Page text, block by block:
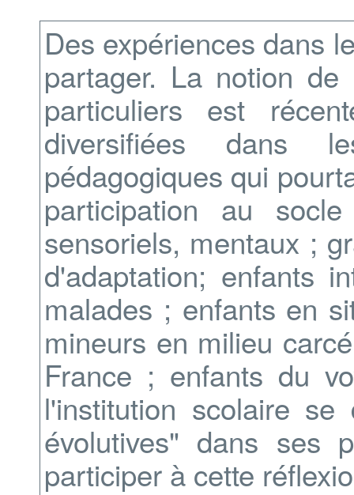
Des expériences dans
partager. La notion de
particuliers est
diversifiées dans
pédagogiques qui
participation au
sensoriels, mentaux ;
d'adaptation; enfants
malades ; enfants en
mineurs en milieu
France ; enfants du
l'institution scolaire
évolutives" dans ses
participer à cette